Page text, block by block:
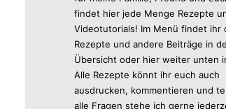
findet hier jede Menge Rezepte
Videotutorials! Im Menü findet ihr
Rezepte und andere Beiträge in
Übersicht oder hier weiter unten
Alle Rezepte könnt ihr euch auch
ausdrucken, kommentieren und
alle Fragen stehe ich gerne